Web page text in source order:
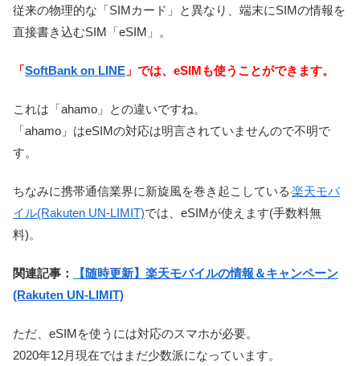
従来の物理的な「SIMカード」と異なり、端末にSIMの情報を
直接書き込むSIM「eSIM」。
「SoftBank on LINE 」では、eSIMも使うことができます。
これは「ahamo」との違いですね。
「ahamo」はeSIMの対応は明言されていませんので不明で
す。
ちなみに携帯通信業界に新旋風を巻き起こしている 楽天モバ
イル(Rakuten UN-LIMIT)では、eSIMが使えます(手数料無
料)。
関連記事：
【随時更新】楽天モバイルの情報＆キャンペーン
(Rakuten UN-LIMIT)
ただ、eSIMを使うには対応のスマホが必要。
2020年12月現在ではまだ少数派になっています。